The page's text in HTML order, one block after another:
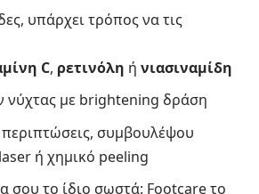
υπάρχει τρόπος να τις
C, ρετινόλη ή νιασιναμίδη
νύχτας με brightening δράση
περιπτώσεις, συμβουλέψου
ή χημικό peeling
σου το ίδιο σωστά: Footcare το